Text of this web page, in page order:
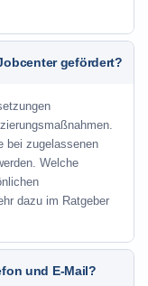
gefördert?
bei zugelassenen
Welche
dazu im Ratgeber
und E-Mail?